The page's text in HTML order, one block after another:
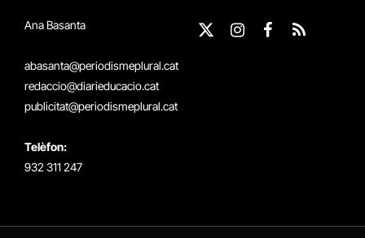
Ana Basanta
abasanta@periodismeplural.cat
redaccio@diarieducacio.cat
publicitat@periodismeplural.cat
Telèfon:
932 311 247
X
InstagramFacebook
RSS